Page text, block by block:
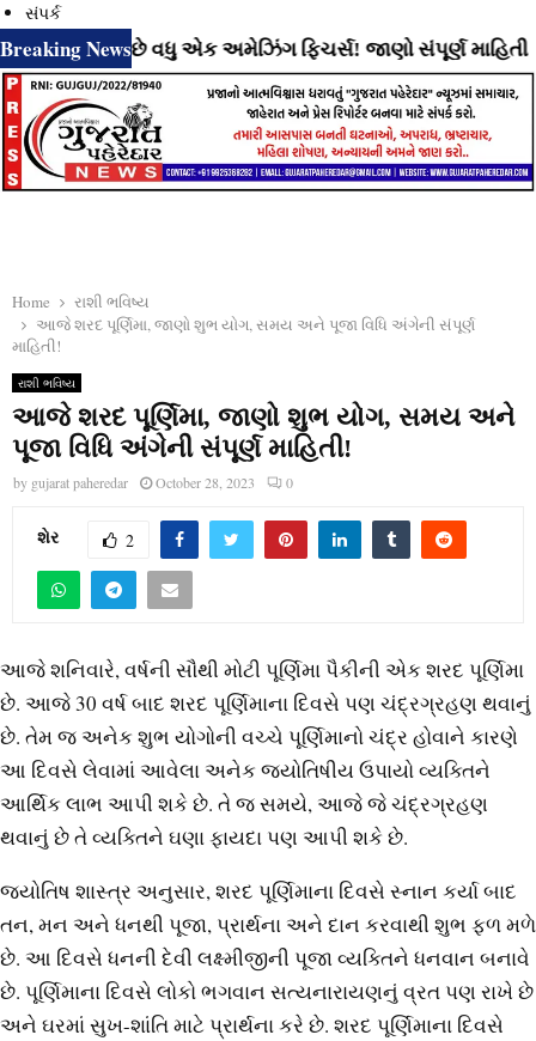
સંપર્ક
Breaking News
રહ્યું છે વધુ એક અમેઝિંગ ફિચર્સ! જાણો સંપૂર્ણ માહિતી ⇝
Home
રાશી ભવિષ્ય
આજે શરદ પૂર્ણિમા, જાણો શુભ યોગ, સમય અને પૂજા વિધિ અંગેની સંપૂર્ણ
માહિતી!
રાશી ભવિષ્ય
આજે શરદ પૂર્ણિમા, જાણો શુભ યોગ, સમય અને
પૂજા વિધિ અંગેની સંપૂર્ણ માહિતી!
by gujarat paheredar October 28, 2023 0
શેર 2
આજે શનિવારે, વર્ષની સૌથી મોટી પૂર્ણિમા પૈકીની એક શરદ પૂર્ણિમા
છે. આજે 30 વર્ષ બાદ શરદ પૂર્ણિમાના દિવસે પણ ચંદ્રગ્રહણ થવાનું
છે. તેમ જ અનેક શુભ યોગોની વચ્ચે પૂર્ણિમાનો ચંદ્ર હોવાને કારણે
આ દિવસે લેવામાં આવેલા અનેક જ્યોતિષીય ઉપાયો વ્યક્તિને
આર્થિક લાભ આપી શકે છે. તે જ સમયે, આજે જે ચંદ્રગ્રહણ
થવાનું છે તે વ્યક્તિને ઘણા ફાયદા પણ આપી શકે છે.
જ્યોતિષ શાસ્ત્ર અનુસાર, શરદ પૂર્ણિમાના દિવસે સ્નાન કર્યા બાદ
તન, મન અને ધનથી પૂજા, પ્રાર્થના અને દાન કરવાથી શુભ ફળ મળે
છે. આ દિવસે ધનની દેવી લક્ષ્મીજીની પૂજા વ્યક્તિને ધનવાન બનાવે
છે. પૂર્ણિમાના દિવસે લોકો ભગવાન સત્યનારાયણનું વ્રત પણ રાખે છે
અને ઘરમાં સુખ-શાંતિ માટે પ્રાર્થના કરે છે. શરદ પૂર્ણિમાના દિવસે